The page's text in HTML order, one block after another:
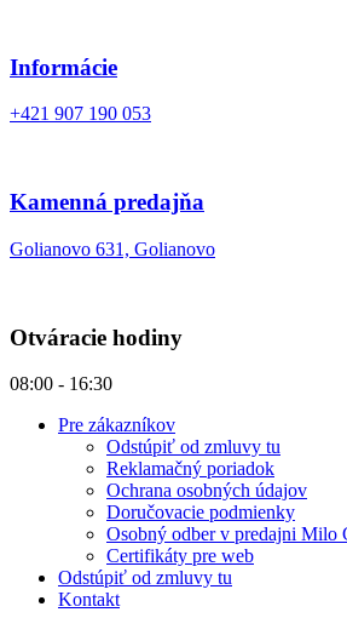
Informácie
+421 907 190 053
Kamenná predajňa
Golianovo 631, Golianovo
Otváracie hodiny
08:00 - 16:30
Pre zákazníkov
Odstúpiť od zmluvy tu
Reklamačný poriadok
Ochrana osobných údajov
Doručovacie podmienky
Osobný odber v predajni Milo
Certifikáty pre web
Odstúpiť od zmluvy tu
Kontakt